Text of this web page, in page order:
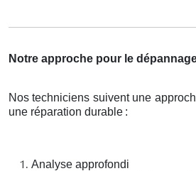
Notre approche pour le
Nos techniciens suivent une
une réparation durable :
Analyse approfondi